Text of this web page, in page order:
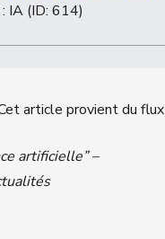
IA (ID: 614)
article provient du flux
artificielle” –